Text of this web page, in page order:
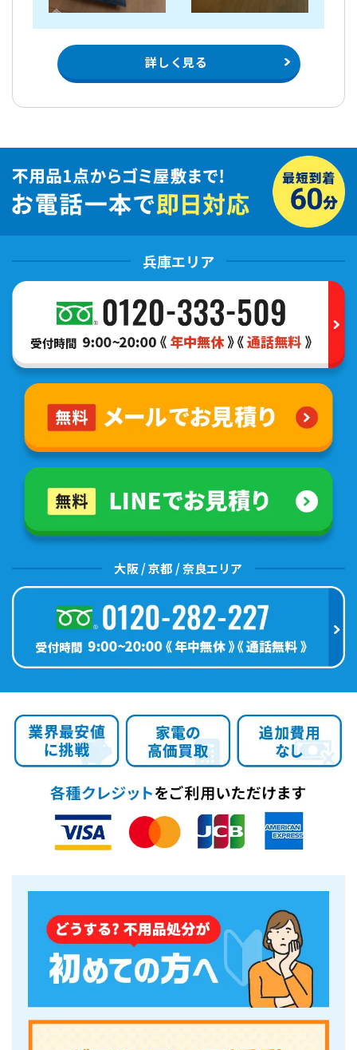
詳しく見る
兵庫エリア
大阪 / 京都 / 奈良エリア